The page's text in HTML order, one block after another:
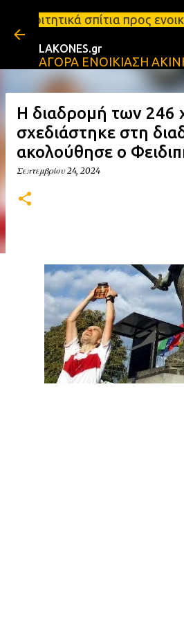
Μετάβαση στο κύριο
προς ενοικίαση στη
LAKONES.gr
ΑΓΟΡΑ ΕΝΟΙΚΙΑΣΗ
Η διαδρομή των 246
σχεδιάστηκε στη
ακολούθησε ο
Σεπτεμβρίου 24, 2024